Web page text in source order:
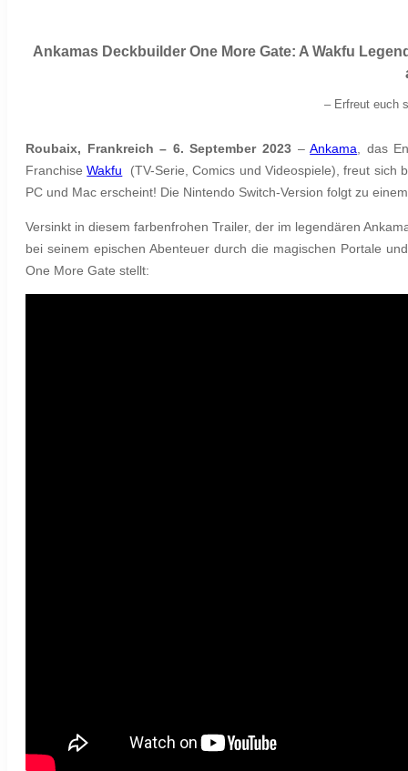
Ankamas Deckbuilder One More Gate: A Wakfu
– Erfreut euch
Roubaix, Frankreich – 6. September 2023 –Ankama , das
FranchiseWakfu (TV-Serie, Comics und Videospiele), freut sich
PC und Mac erscheint! Die Nintendo Switch-Version folgt zu
Versinkt in diesem farbenfrohen Trailer, der im legendären
bei seinem epischen Abenteuer durch die magischen Portale
One More Gate stellt: